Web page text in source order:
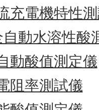
充電機特性
自動水溶性酸
動酸值測定儀
阻率測試儀